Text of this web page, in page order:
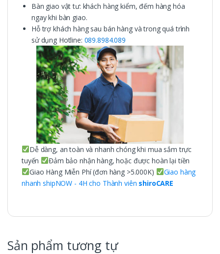
Bàn giao vật tư: khách hàng kiểm, đếm hàng hóa
ngay khi bàn giao.
Hỗ trợ khách hàng sau bán hàng và trong quá trình
sử dụng Hotline: 089.8984.089
Dễ dàng, an toàn và nhanh chóng khi mua sắm trực
tuyến
Đảm bảo nhận hàng, hoặc được hoàn lại tiền
Giao Hàng Miễn Phí (đơn hàng >5.000K)
Giao hàng
nhanh shipNOW - 4H cho Thành viên shiroCARE
Sản phẩm tương tự